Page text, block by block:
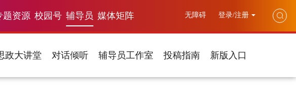
题资源 校园号 辅导员 媒体矩阵 无障碍 登录/注册
政大讲堂 对话倾听 辅导员工作室 投稿指南 新版入口